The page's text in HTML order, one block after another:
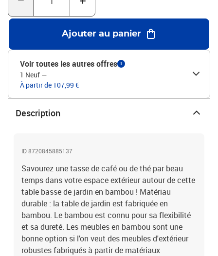
Ajouter au panier
Voir toutes les autres offres 1
1 Neuf —
À partir de 107,99 €
Description
ID 8720845885137
Savourez une tasse de café ou de thé par beau
temps dans votre espace extérieur autour de cette
table basse de jardin en bambou ! Matériau
durable : la table de jardin est fabriquée en
bambou. Le bambou est connu pour sa flexibilité
et sa dureté. Les meubles en bambou sont une
bonne option si l'on veut des meubles d'extérieur
robustes fabriqués à partir de matériaux